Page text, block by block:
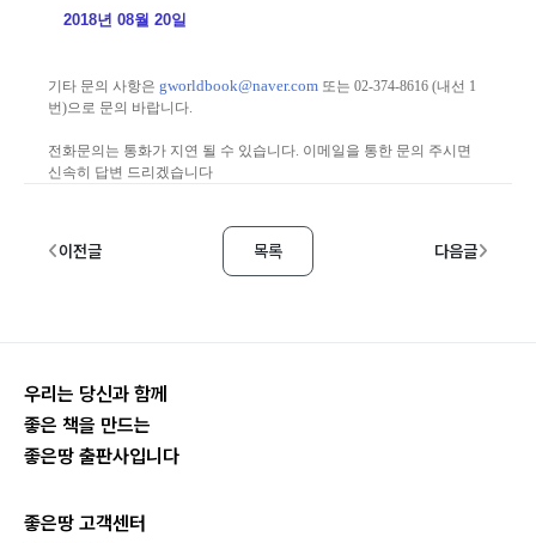
2018년 08월 20일
기타 문의 사항은 gworldbook@naver.com 또는 02-374-8616 (내선 1
번)으로 문의 바랍니다.
전화문의는 통화가 지연 될 수 있습니다. 이메일을 통한 문의 주시면
신속히 답변 드리겠습니다
이전글 목록 다음글
우리는 당신과 함께
좋은 책을 만드는
좋은땅 출판사입니다
좋은땅 고객센터